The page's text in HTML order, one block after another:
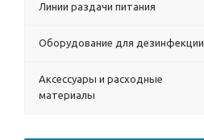
Линии раздачи питания
Оборудование для дезинфекции
Аксессуары и расходные
материалы